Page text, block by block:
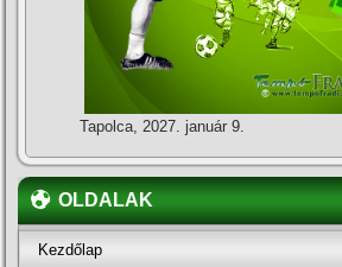
Tapolca, 2027. január 9.
OLDALAK
Kezdőlap